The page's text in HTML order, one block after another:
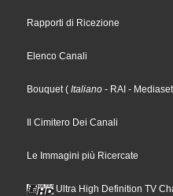
Rapporti di Ricezione
Elenco Canali
Bouquet( Italiano - RAI - Mediaset
Il Cimitero Dei Canali
Le Immagini più Ricercate
Ultra High Definition TV